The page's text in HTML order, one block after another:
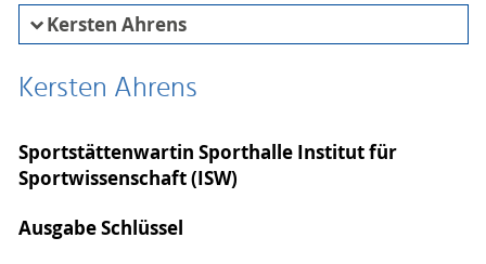
Kersten Ahrens
Kersten Ahrens
Sportstättenwartin Sporthalle Institut für
Sportwissenschaft (ISW)
Ausgabe Schlüssel